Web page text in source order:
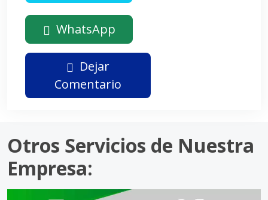
WhatsApp
Dejar
Comentario
Otros Servicios de Nuestra
Empresa: